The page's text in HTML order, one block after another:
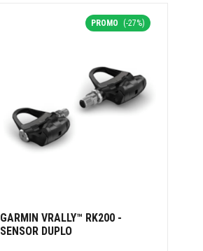
PROMO (-27%)
GARMIN VRALLY™ RK200 -
SENSOR DUPLO